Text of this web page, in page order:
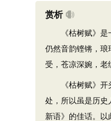
赏析
《枯树赋》是一
仍然音韵铿锵，琅
受，苍凉深婉，老
《枯树赋》开头
处，所以虽是历史
新语》的佳话。